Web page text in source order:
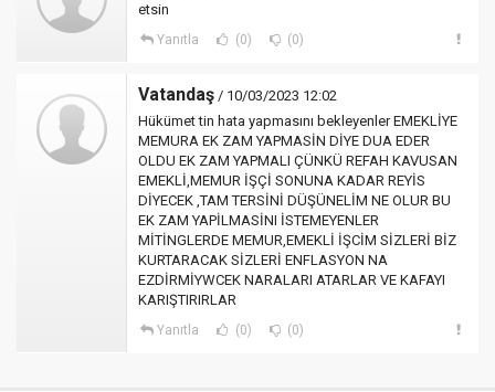
etsin
Yanıtla (0) (0)
Vatandaş / 10/03/2023 12:02
Hükümet tin hata yapmasını bekleyenler EMEKLİYE
MEMURA EK ZAM YAPMASİN DİYE DUA EDER
OLDU EK ZAM YAPMALI ÇÜNKÜ REFAH KAVUSAN
EMEKLİ,MEMUR İŞÇİ SONUNA KADAR REYİS
DİYECEK ,TAM TERSİNİ DÜŞÜNELİM NE OLUR BU
EK ZAM YAPİLMASİNI İSTEMEYENLER
MİTİNGLERDE MEMUR,EMEKLİ İŞCİM SİZLERİ BİZ
KURTARACAK SİZLERİ ENFLASYON NA
EZDİRMİYWCEK NARALARI ATARLAR VE KAFAYI
KARIŞTIRIRLAR
Yanıtla (0) (0)